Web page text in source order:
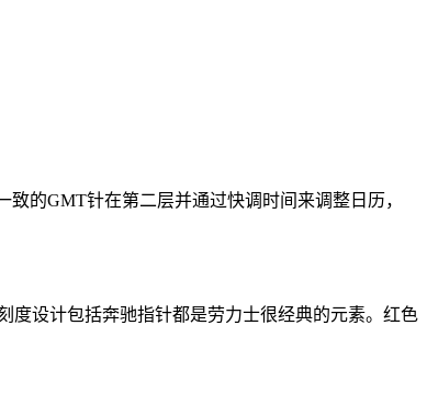
的GMT针在第二层并通过快调时间来调整日历，
度设计包括奔驰指针都是劳力士很经典的元素。红色